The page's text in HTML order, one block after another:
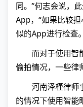
同。”何志会说，
App，“如果比较
似的App进行检查
而对于使用智
偷拍情况，一些律
河南泽槿律师
的情况下使用智能